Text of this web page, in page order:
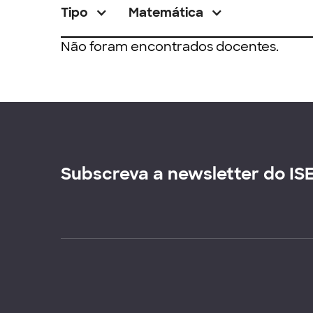
Tipo Matemática
Não foram encontrados docentes.
Subscreva a newsletter do